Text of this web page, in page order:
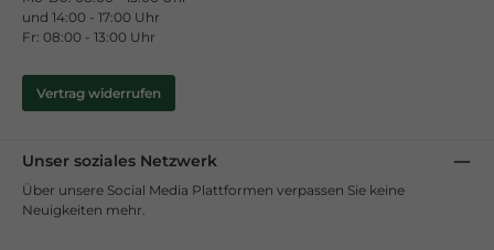
und 14:00 - 17:00 Uhr
Fr: 08:00 - 13:00 Uhr
Vertrag widerrufen
Unser soziales Netzwerk
Über unsere Social Media Plattformen verpassen Sie keine
Neuigkeiten mehr.